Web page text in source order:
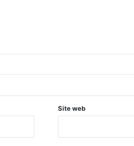
Site web